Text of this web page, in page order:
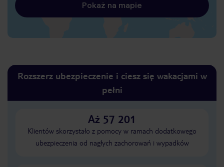
Pokaż na mapie
Rozszerz ubezpieczenie i ciesz się wakacjami w
pełni
Aż 57 201
Klientów skorzystało z pomocy w ramach dodatkowego
ubezpieczenia od nagłych zachorowań i wypadków